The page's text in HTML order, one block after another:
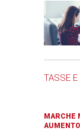
TASSE E
MARCHE